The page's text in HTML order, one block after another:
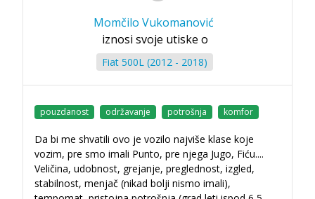
Momčilo Vukomanović
iznosi svoje utiske o
Fiat 500L (2012 - 2018)
pouzdanost održavanje potrošnja komfor
Da bi me shvatili ovo je vozilo najviše klase koje
vozim, pre smo imali Punto, pre njega Jugo, Fiću....
Veličina, udobnost, grejanje, preglednost, izgled,
stabilnost, menjač (nikad bolji nismo imali),